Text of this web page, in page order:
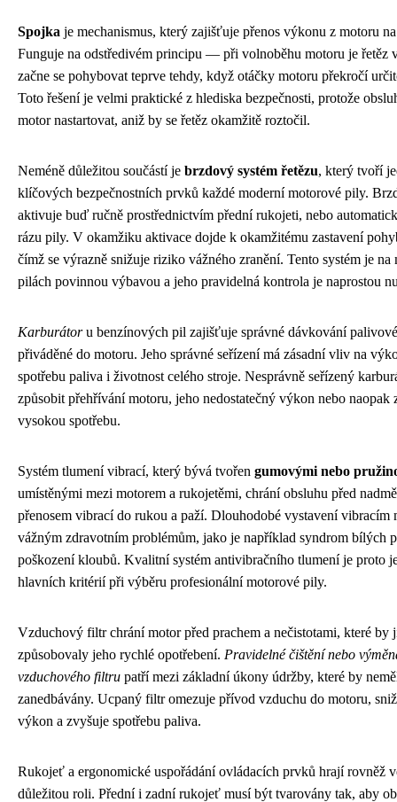
Spojka je mechanismus, který zajišťuje přenos výkonu z motoru
Funguje na odstředivém principu — při volnoběhu motoru je řetěz
začne se pohybovat teprve tehdy, když otáčky motoru překročí
Toto řešení je velmi praktické z hlediska bezpečnosti, protože
motor nastartovat, aniž by se řetěz okamžitě roztočil.
Neméně důležitou součástí je brzdový systém řetězu, který tvoří
klíčových bezpečnostních prvků každé moderní motorové pily.
aktivuje buď ručně prostřednictvím přední rukojeti, nebo
rázu pily. V okamžiku aktivace dojde k okamžitému zastavení
čímž se výrazně snižuje riziko vážného zranění. Tento systém je na
pilách povinnou výbavou a jeho pravidelná kontrola je naprostou
Karburátoru benzínových pil zajišťuje správné dávkování
přiváděné do motoru. Jeho správné seřízení má zásadní vliv na
spotřebu paliva i životnost celého stroje. Nesprávně seřízený
způsobit přehřívání motoru, jeho nedostatečný výkon nebo naopak
vysokou spotřebu.
Systém tlumení vibrací, který bývá tvořen gumovými nebo
umístěnými mezi motorem a rukojetěmi, chrání obsluhu před
přenosem vibrací do rukou a paží. Dlouhodobé vystavení vibracím
vážným zdravotním problémům, jako je například syndrom bílých
poškození kloubů. Kvalitní systém antivibračního tlumení je proto
hlavních kritérií při výběru profesionální motorové pily.
Vzduchový filtr chrání motor před prachem a nečistotami, které by
způsobovaly jeho rychlé opotřebení. Pravidelné čištění nebo
vzduchového filtru patří mezi základní úkony údržby, které by
zanedbávány. Ucpaný filtr omezuje přívod vzduchu do motoru,
výkon a zvyšuje spotřebu paliva.
Rukojeť a ergonomické uspořádání ovládacích prvků hrají rovněž
důležitou roli. Přední i zadní rukojeť musí být tvarovány tak, aby